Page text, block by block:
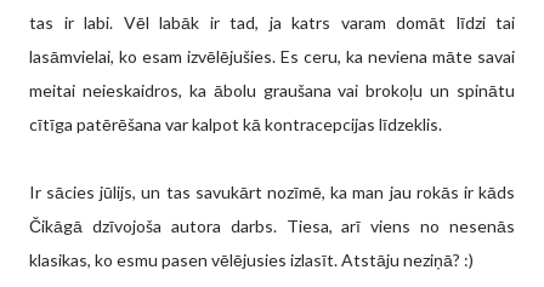
tas ir labi. Vēl labāk ir tad, ja katrs varam domāt līdzi tai
lasāmvielai, ko esam izvēlējušies. Es ceru, ka neviena māte savai
meitai neieskaidros, ka ābolu graušana vai brokoļu un spinātu
cītīga patērēšana var kalpot kā kontracepcijas līdzeklis.
Ir sācies jūlijs, un tas savukārt nozīmē, ka man jau rokās ir kāds
Čikāgā dzīvojoša autora darbs. Tiesa, arī viens no nesenās
klasikas, ko esmu pasen vēlējusies izlasīt. Atstāju neziņā? :)